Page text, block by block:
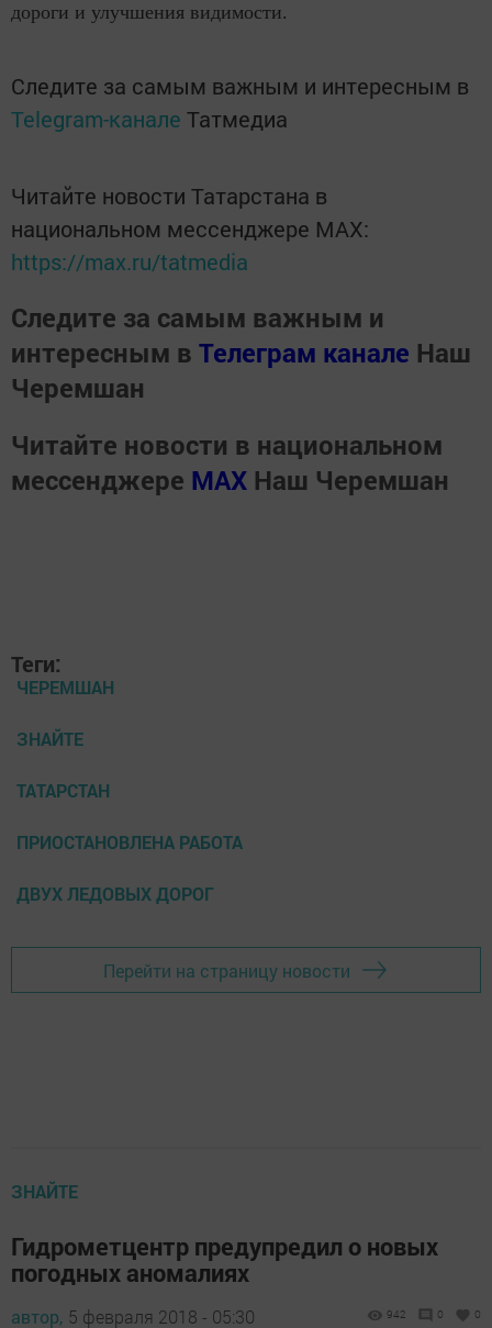
дороги и улучшения видимости.
Следите за самым важным и интересным в
Telegram-канале Татмедиа
Читайте новости Татарстана в
национальном мессенджере MАХ:
https://max.ru/tatmedia
Следите за самым важным и
интересным в Телеграм канале Наш
Черемшан
Читайте новости в национальном
мессенджере MАХ Наш Черемшан
Теги:
ЧЕРЕМШАН
ЗНАЙТЕ
ТАТАРСТАН
ПРИОСТАНОВЛЕНА РАБОТА
ДВУХ ЛЕДОВЫХ ДОРОГ
Перейти на страницу новости
ЗНАЙТЕ
Гидрометцентр предупредил о новых
погодных аномалиях
автор, 5 февраля 2018 - 05:30 942 0 0